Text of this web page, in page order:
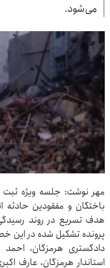
می‌شود.
مهر نوشت: جلسه ویژه ثبت
باختگان و مفقودین حادثه
هدف تسریع در روند
پرونده تشکیل شده در
دادگستری هرمزگان،
استاندار هرمزگان، عارف